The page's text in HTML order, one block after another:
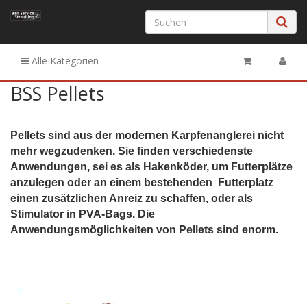
Alle Kategorien
BSS Pellets
Pellets sind aus der modernen Karpfenanglerei nicht
mehr wegzudenken. Sie finden verschiedenste
Anwendungen, sei es als Hakenköder, um Futterplätze
anzulegen oder an einem bestehenden Futterplatz
einen zusätzlichen Anreiz zu schaffen, oder als
Stimulator in PVA-Bags. Die
Anwendungsmöglichkeiten von Pellets sind enorm.